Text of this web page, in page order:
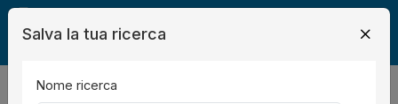
Legalmente Mobili
Salva la tua ricerca
Nome ricerca